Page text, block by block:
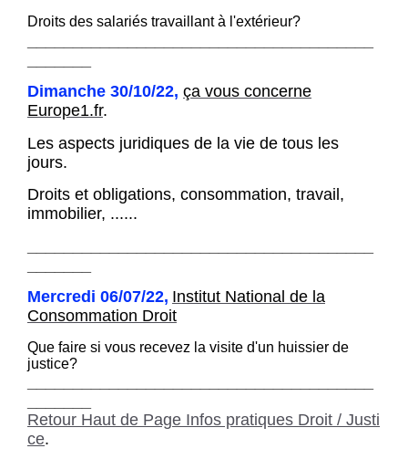
Droits des salariés travaillant à l'extérieur?
Dimanche 30/10/22, ça vous concerne
Europe1.fr.
Les aspects juridiques de la vie de tous les
jours.
Droits et obligations, consommation, travail,
immobilier, ......
Mercredi 06/07/22, Institut National de la
Consommation Droit
Que faire si vous recevez la visite d'un huissier de
justice?
Retour Haut de Page Infos pratiques Droit / Justi
ce.